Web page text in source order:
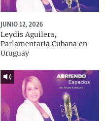
JUNIO 12, 2026
Leydis Aguilera,
Parlamentaria Cubana en
Uruguay